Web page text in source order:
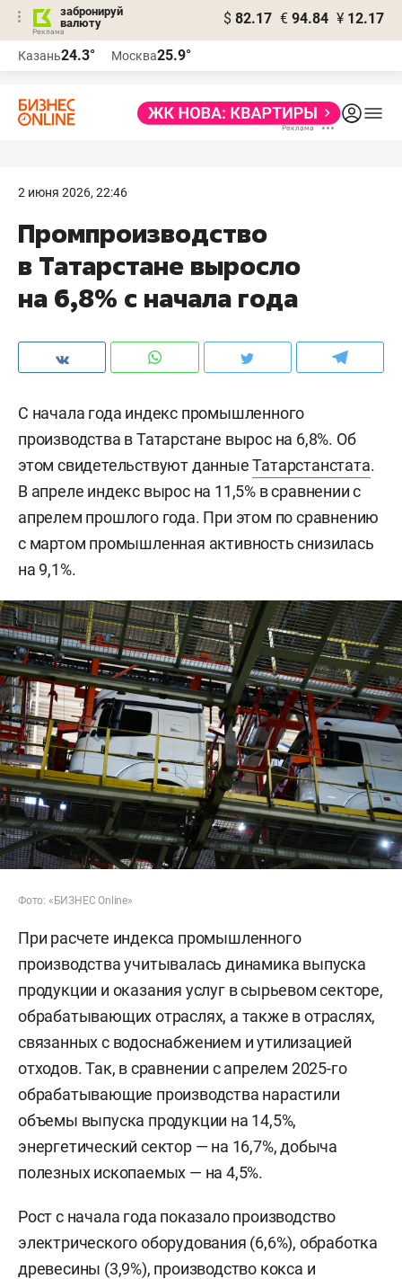
забронируй
валюту
$ 82.17 € 94.84 ¥ 12.17
Казань24.3° Москва25.9°
2 июня 2026, 22:46
Промпроизводство
в Татарстане выросло
на 6,8% с начала года
С начала года индекс промышленного
производства в Татарстане вырос на 6,8%. Об
этом свидетельствуют данныеТатарстанстата.
В апреле индекс вырос на 11,5% в сравнении с
апрелем прошлого года. При этом по сравнению
с мартом промышленная активность снизилась
на 9,1%.
Фото: «БИЗНЕС Online»
При расчете индекса промышленного
производства учитывалась динамика выпуска
продукции и оказания услуг в сырьевом секторе,
обрабатывающих отраслях, а также в отраслях,
связанных с водоснабжением и утилизацией
отходов. Так, в сравнении с апрелем 2025-го
обрабатывающие производства нарастили
объемы выпуска продукции на 14,5%,
энергетический сектор — на 16,7%, добыча
полезных ископаемых — на 4,5%.
Рост с начала года показало производство
электрического оборудования (6,6%), обработка
древесины (3,9%), производство кокса и